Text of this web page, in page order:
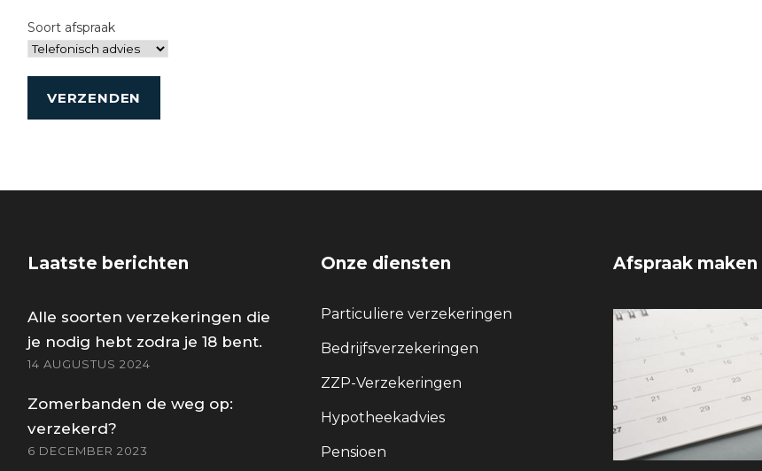
Soort afspraak
Laatste berichten
Alle soorten verzekeringen die
je nodig hebt zodra je 18 bent.
14 AUGUSTUS 2024
Zomerbanden de weg op:
verzekerd?
6 DECEMBER 2023
Onze diensten
Particuliere verzekeringen
Bedrijfsverzekeringen
ZZP-Verzekeringen
Hypotheekadvies
Pensioen
Afspraak maken